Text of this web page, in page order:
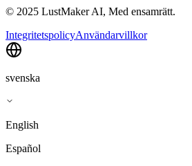
© 2025 LustMaker AI, Med ensamrätt.
IntegritetspolicyAnvändarvillkor
svenska
English
Español